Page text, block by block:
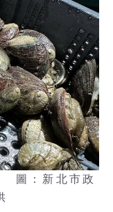
圖：新北市政